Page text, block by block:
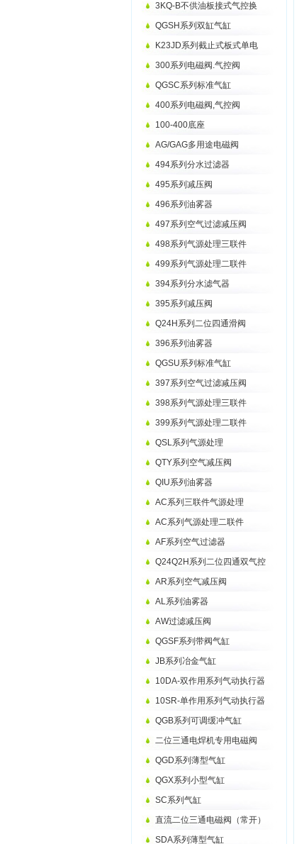
3KQ-B不供油板接式气控换
QGSH系列双缸气缸
K23JD系列截止式板式单电
300系列电磁阀.气控阀
QGSC系列标准气缸
400系列电磁阀,气控阀
100-400底座
AG/GAG多用途电磁阀
494系列分水过滤器
495系列减压阀
496系列油雾器
497系列空气过滤减压阀
498系列气源处理三联件
499系列气源处理二联件
394系列分水滤气器
395系列减压阀
Q24H系列二位四通滑阀
396系列油雾器
QGSU系列标准气缸
397系列空气过滤减压阀
398系列气源处理三联件
399系列气源处理二联件
QSL系列气源处理
QTY系列空气减压阀
QIU系列油雾器
AC系列三联件气源处理
AC系列气源处理二联件
AF系列空气过滤器
Q24Q2H系列二位四通双气控
AR系列空气减压阀
AL系列油雾器
AW过滤减压阀
QGSF系列带阀气缸
JB系列冶金气缸
10DA-双作用系列气动执行器
10SR-单作用系列气动执行器
QGB系列可调缓冲气缸
二位三通电焊机专用电磁阀
QGD系列薄型气缸
QGX系列小型气缸
SC系列气缸
直流二位三通电磁阀（常开）
SDA系列薄型气缸